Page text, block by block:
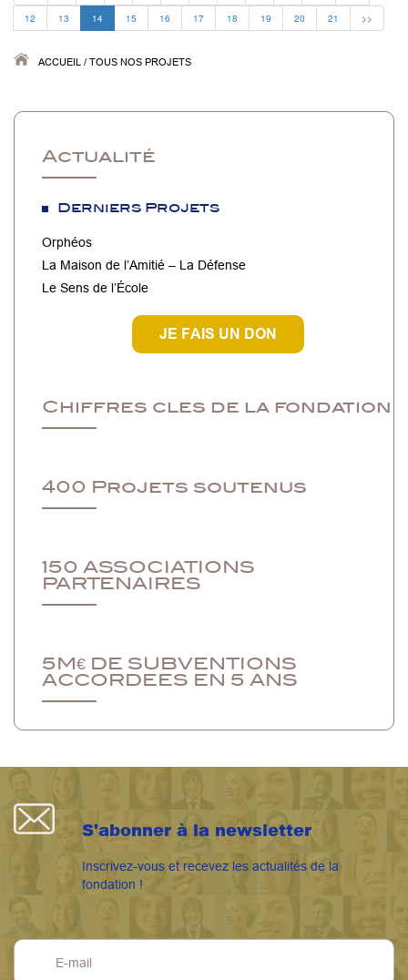
12
13 14 15 16 17 18 19 20 21 >>
ACCUEIL / TOUS NOS PROJETS
Actualité
Derniers Projets
Orphéos
La Maison de l’Amitié – La Défense
Le Sens de l’École
JE FAIS UN DON
Chiffres cles de la fondation
400 Projets soutenus
150 ASSOCIATIONS
PARTENAIRES
5M€ DE SUBVENTIONS
ACCORDEES EN 5 ANS
S'abonner à la newsletter
Inscrivez-vous et recevez les actualités de la
fondation !